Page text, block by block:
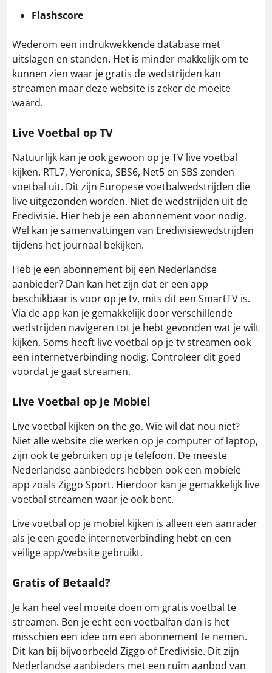
Flashscore
Wederom een indrukwekkende database met
uitslagen en standen. Het is minder makkelijk om te
kunnen zien waar je gratis de wedstrijden kan
streamen maar deze website is zeker de moeite
waard.
Live Voetbal op TV
Natuurlijk kan je ook gewoon op je TV live voetbal
kijken. RTL7, Veronica, SBS6, Net5 en SBS zenden
voetbal uit. Dit zijn Europese voetbalwedstrijden die
live uitgezonden worden. Niet de wedstrijden uit de
Eredivisie. Hier heb je een abonnement voor nodig.
Wel kan je samenvattingen van Eredivisiewedstrijden
tijdens het journaal bekijken.
Heb je een abonnement bij een Nederlandse
aanbieder? Dan kan het zijn dat er een app
beschikbaar is voor op je tv, mits dit een SmartTV is.
Via de app kan je gemakkelijk door verschillende
wedstrijden navigeren tot je hebt gevonden wat je wilt
kijken. Soms heeft live voetbal op je tv streamen ook
een internetverbinding nodig. Controleer dit goed
voordat je gaat streamen.
Live Voetbal op je Mobiel
Live voetbal kijken on the go. Wie wil dat nou niet?
Niet alle website die werken op je computer of laptop,
zijn ook te gebruiken op je telefoon. De meeste
Nederlandse aanbieders hebben ook een mobiele
app zoals Ziggo Sport. Hierdoor kan je gemakkelijk live
voetbal streamen waar je ook bent.
Live voetbal op je mobiel kijken is alleen een aanrader
als je een goede internetverbinding hebt en een
veilige app/website gebruikt.
Gratis of Betaald?
Je kan heel veel moeite doen om gratis voetbal te
streamen. Ben je echt een voetbalfan dan is het
misschien een idee om een abonnement te nemen.
Dit kan bij bijvoorbeeld Ziggo of Eredivisie. Dit zijn
Nederlandse aanbieders met een ruim aanbod van